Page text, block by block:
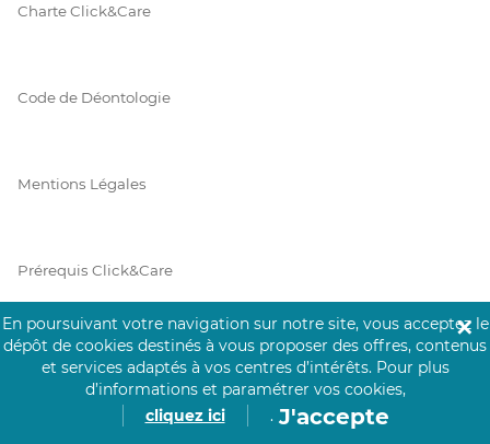
Charte Click&Care
Code de Déontologie
Mentions Légales
Prérequis Click&Care
Protection des Données
En poursuivant votre navigation sur notre site, vous acceptez le
dépôt de cookies destinés à vous proposer des offres, contenus
et services adaptés à vos centres d’intérêts. Pour plus
d’informations et paramétrer vos cookies,
cliquez ici
. J'accepte
✕